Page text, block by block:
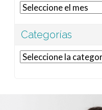
Archivos
Categorías
Categorías